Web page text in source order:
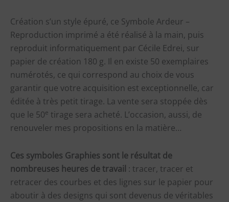
Création s’un style épuré, ce Symbole Ardeur –
Reproduction imprimé a été réalisé à la main, puis
reproduit informatiquement par Cécile Edrei, sur
papier de création 180 g. Il en existe 50 exemplaires
numérotés, ce qui correspond au choix de vous
garantir que votre acquisition est exceptionnelle, car
éditée à très petit tirage. La vente sera stoppée dès
que le 50e tirage sera acheté. L’occasion, aussi, de
renouveler mes propositions en la matière…
Ces symboles Graphies sont le résultat de
nombreuses heures de travail : tracer, tracer et
retracer des courbes et des lignes sur le papier pour
aboutir à des designs qui sont devenus de véritables